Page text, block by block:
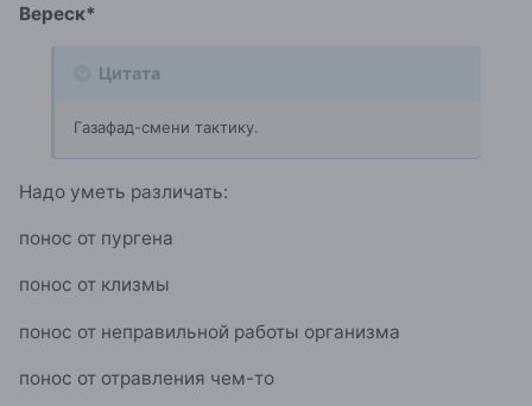
Вереск*
Цитата
Газафад-смени тактику.
Надо уметь различать:
понос от пургена
понос от клизмы
понос от неправильной работы организма
понос от отравления чем-то